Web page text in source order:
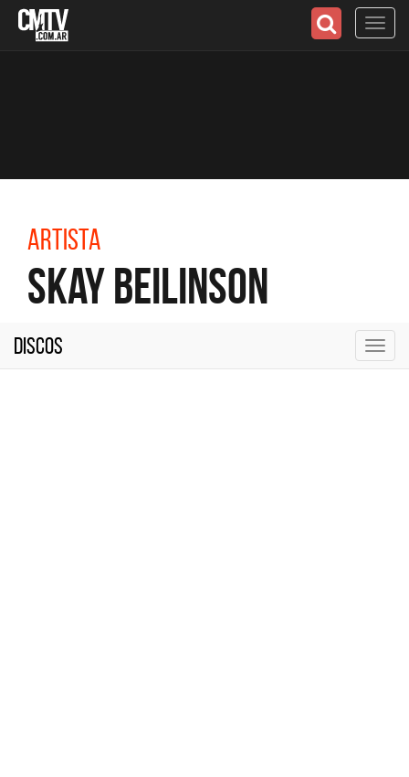
Artista
Skay Beilinson
Discos